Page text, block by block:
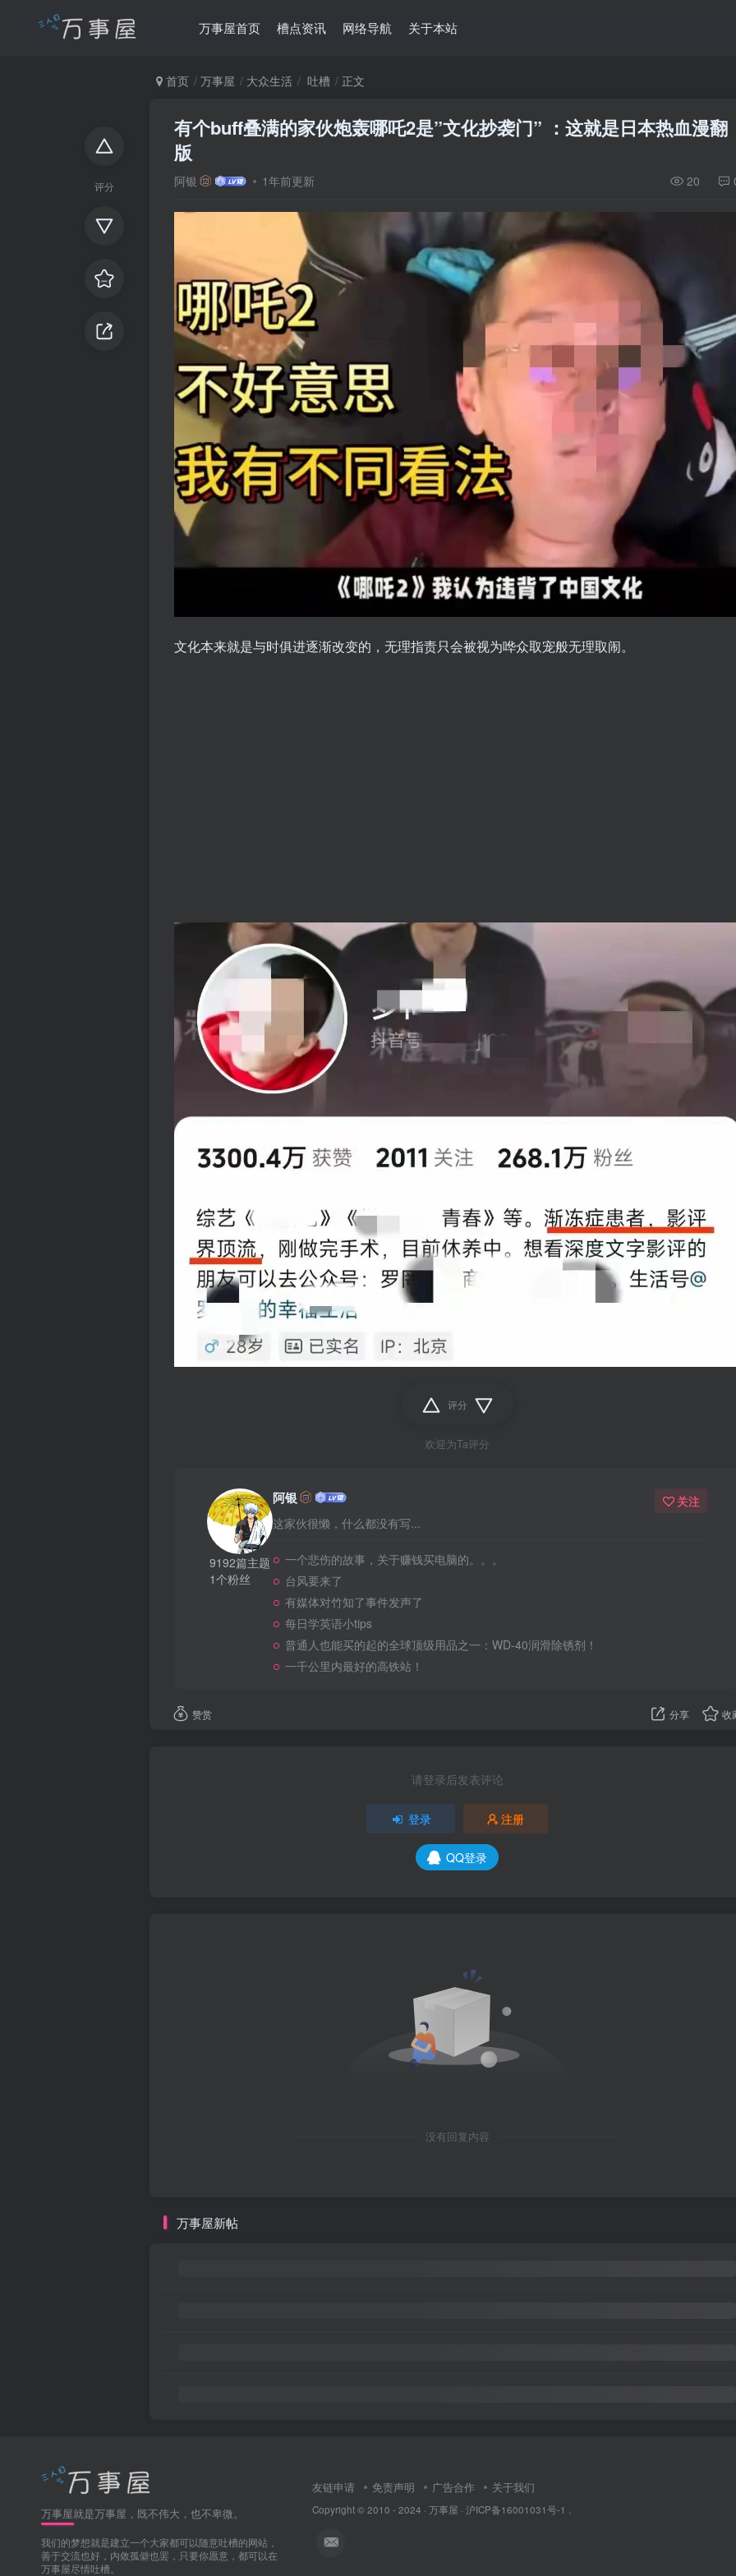
万事屋首页 槽点资讯 网络导航 关于本站
评分
首页 万事屋 大众生活 吐槽 正文
有个buff叠满的家伙炮轰哪吒2是”文化抄袭门” ：这就是日本热血漫翻
版
阿银 1年前更新 20
文化本来就是与时俱进逐渐改变的，无理指责只会被视为哗众取宠般无理取闹。
评分
欢迎为Ta评分
9192篇主题
1个粉丝
阿银
这家伙很懒，什么都没有写...
关注
一个悲伤的故事，关于赚钱买电脑的。。。
台风要来了
有媒体对竹知了事件发声了
每日学英语小tips
普通人也能买的起的全球顶级用品之一：WD-40润滑除锈剂！
一千公里内最好的高铁站！
赞赏 分享 收
请登录后发表评论
登录 注册
QQ登录
没有回复内容
万事屋新帖
万事屋就是万事屋，既不伟大，也不卑微。
我们的梦想就是建立一个大家都可以随意吐槽的网站，
善于交流也好，内敛孤僻也罢，只要你愿意，都可以在
万事屋尽情吐槽。
友链申请 免责声明 广告合作 关于我们
Copyright © 2010 - 2024 · 万事屋 · 沪ICP备16001031号-1